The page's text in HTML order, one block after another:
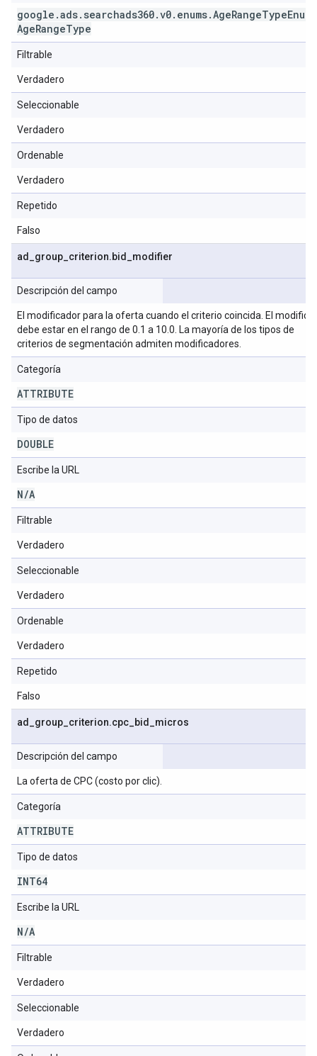
google .ads. searchads360.v0. enums.AgeRangeTypeEnum
AgeRangeType
Filtrable
Verdadero
Seleccionable
Verdadero
Ordenable
Verdadero
Repetido
Falso
ad group criterion.bid modifier
Descripción del campo
El modificador para la oferta cuando el criterio coincida. El
debe estar en el rango de 0.1 a 10.0. La mayoría de los tipos de
criterios de segmentación admiten modificadores.
Categoría
ATTRIBUTE
Tipo de datos
DOUBLE
Escribe la URL
N/A
Filtrable
Verdadero
Seleccionable
Verdadero
Ordenable
Verdadero
Repetido
Falso
ad group criterion.cpc bid micros
Descripción del campo
La oferta de CPC (costo por clic).
Categoría
ATTRIBUTE
Tipo de datos
INT64
Escribe la URL
N/A
Filtrable
Verdadero
Seleccionable
Verdadero